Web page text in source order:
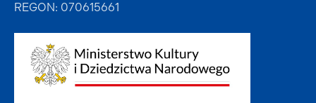
REGON: 070615661